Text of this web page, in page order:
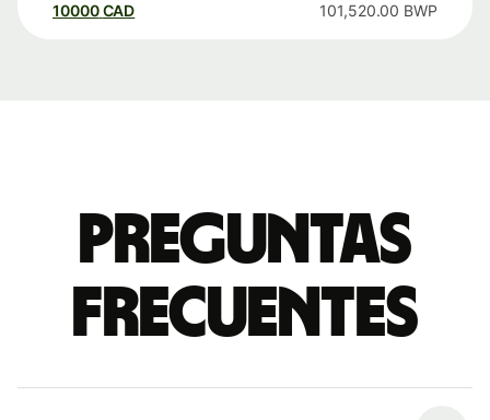
10000 CAD 101,520.00 BWP
Preguntas
frecuentes